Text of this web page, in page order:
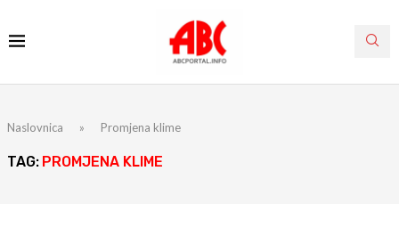
Naslovnica » Promjena klime
TAG: PROMJENA KLIME